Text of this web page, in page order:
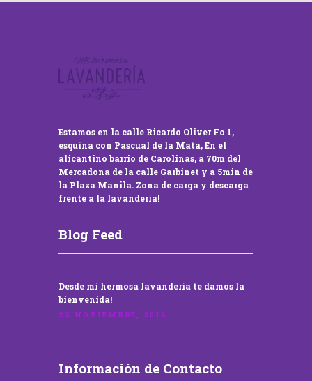
Estamos en la calle Ricardo Oliver Fo 1,
esquina con Pascual de la Mata, En el
alicantino barrio de Carolinas, a 70m del
Mercadona de la calle Garbinet y a 5min de
la Plaza Manila. Zona de carga y descarga
frente a la lavandería!
Blog Feed
Desde mi hermosa lavandería te damos la
bienvenida!
22 NOVIEMBRE, 2016
Información de Contacto